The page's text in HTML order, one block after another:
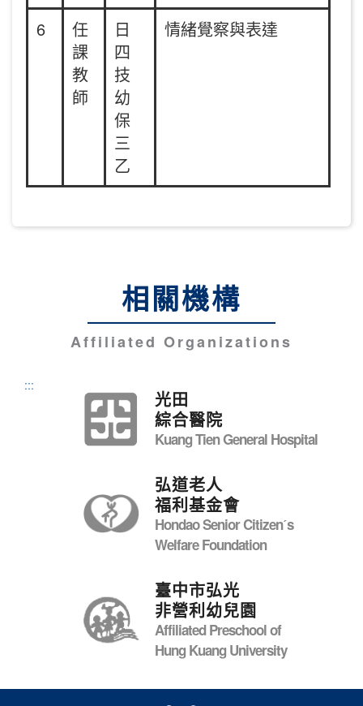
6
任
課
教
師
日
四
技
幼
保
三
乙
情緒覺察與表達
相關機構
Affiliated Organizations
:::
光田
綜合醫院
Kuang Tien General Hospital
弘道老人
福利基金會
Hondao Senior Citizenˊs
Welfare Foundation
臺中市弘光
非營利幼兒園
Affiliated Preschool of
Hung Kuang University